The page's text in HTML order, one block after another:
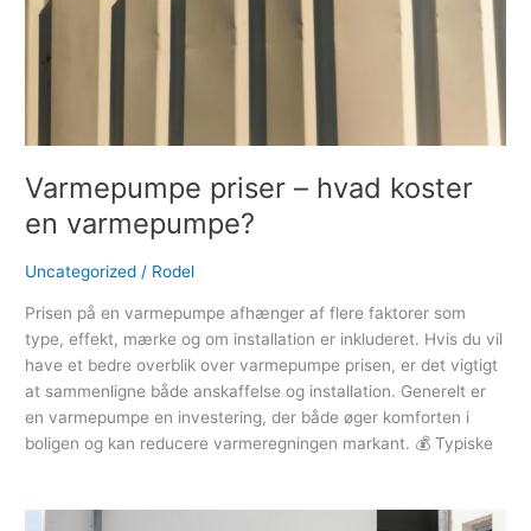
Varmepumpe priser – hvad koster
en varmepumpe?
Uncategorized / Rodel
Prisen på en varmepumpe afhænger af flere faktorer som
type, effekt, mærke og om installation er inkluderet. Hvis du vil
have et bedre overblik over varmepumpe prisen, er det vigtigt
at sammenligne både anskaffelse og installation. Generelt er
en varmepumpe en investering, der både øger komforten i
boligen og kan reducere varmeregningen markant. 💰 Typiske